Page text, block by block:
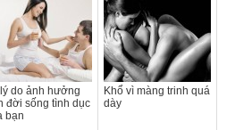
do ảnh hưởng
đời sống tình dục
bạn
Khổ vì màng trinh quá
dày